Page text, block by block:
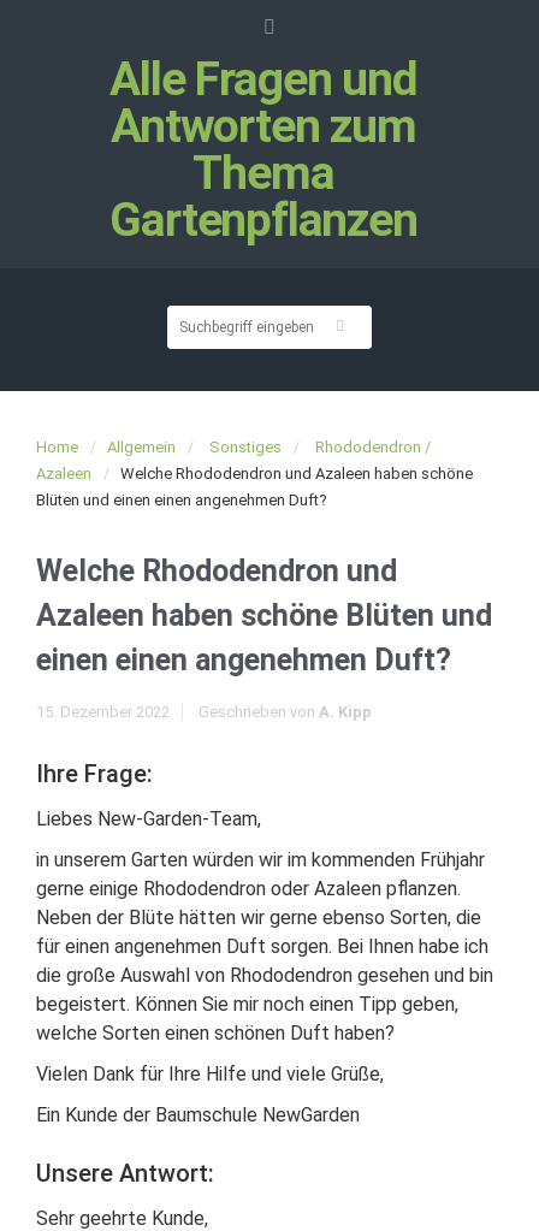
Alle Fragen und
Antworten zum
Thema
Gartenpflanzen
Home Allgemein Sonstiges
Rhododendron /
Azaleen
Welche Rhododendron und Azaleen haben schöne
Blüten und einen einen angenehmen Duft?
Welche Rhododendron und
Azaleen haben schöne Blüten und
einen einen angenehmen Duft?
15. Dezember 2022 Geschrieben von A. Kipp
Ihre Frage:
Liebes New-Garden-Team,
in unserem Garten würden wir im kommenden Frühjahr
gerne einige Rhododendron oder Azaleen pflanzen.
Neben der Blüte hätten wir gerne ebenso Sorten, die
für einen angenehmen Duft sorgen. Bei Ihnen habe ich
die große Auswahl von Rhododendron gesehen und bin
begeistert. Können Sie mir noch einen Tipp geben,
welche Sorten einen schönen Duft haben?
Vielen Dank für Ihre Hilfe und viele Grüße,
Ein Kunde der Baumschule NewGarden
Unsere Antwort:
Sehr geehrte Kunde,